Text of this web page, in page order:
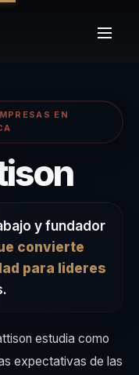
EN
–
y fundador
convierte
para lideres
estudia como
expectativas de las